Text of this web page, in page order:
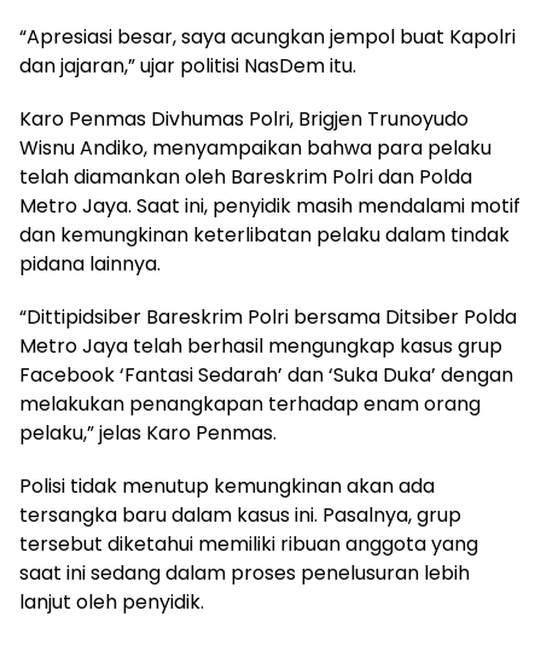
“Apresiasi besar, saya acungkan jempol buat Kapolri
dan jajaran,” ujar politisi NasDem itu.
Karo Penmas Divhumas Polri, Brigjen Trunoyudo
Wisnu Andiko, menyampaikan bahwa para pelaku
telah diamankan oleh Bareskrim Polri dan Polda
Metro Jaya. Saat ini, penyidik masih mendalami motif
dan kemungkinan keterlibatan pelaku dalam tindak
pidana lainnya.
“Dittipidsiber Bareskrim Polri bersama Ditsiber Polda
Metro Jaya telah berhasil mengungkap kasus grup
Facebook ‘Fantasi Sedarah’ dan ‘Suka Duka’ dengan
melakukan penangkapan terhadap enam orang
pelaku,” jelas Karo Penmas.
Polisi tidak menutup kemungkinan akan ada
tersangka baru dalam kasus ini. Pasalnya, grup
tersebut diketahui memiliki ribuan anggota yang
saat ini sedang dalam proses penelusuran lebih
lanjut oleh penyidik.